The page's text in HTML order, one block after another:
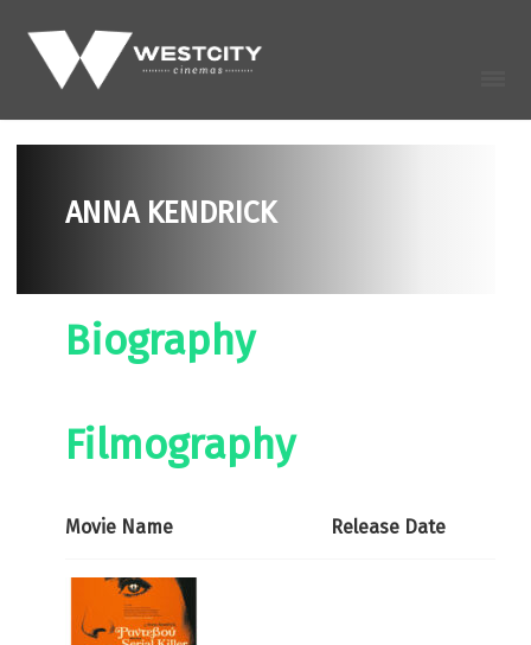
ANNA KENDRICK
Biography
Filmography
Movie Name Release Date